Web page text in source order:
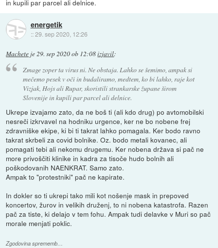
in kupili par parcel ali delnice.
energetik
::29. sep 2020, 12:26
Machete je 29. sep 2020 ob 12:08izjavil:
Zmage zoper ta virus ni. Ne obstaja. Lahko se šemimo, ampak si
mečemo pesek v oči in budaliramo, medtem, ko bi lahko, raje kot
Vizjak, Hojs ali Rupar, skoristili strankarske župane širom
Slovenije in kupili par parcel ali delnice.
Ukrepe izvajamo zato, da ne boš ti (ali kdo drug) po avtomobilski
nesreči izkrvavel na hodniku urgence, ker ne bo nobene frej
zdravniške ekipe, ki bi ti takrat lahko pomagala. Ker bodo ravno
takrat skrbeli za covid bolnike. Oz. bodo metali kovanec, ali
pomagati tebi ali nekomu drugemu. Ker nobena država si pač ne
more privoščiti klinike in kadra za tisoče hudo bolnih ali
poškodovanih NAENKRAT. Samo zato.
Ampak to "protestniki" pač ne kapirate.
In dokler so ti ukrepi tako mili kot nošenje mask in prepoved
koncertov, žurov in velikih druženj, to ni nobena katastrofa. Razen
pač za tiste, ki delajo v tem fohu. Ampak tudi delavke v Muri so pač
morale menjati poklic.
Zgodovina sprememb…